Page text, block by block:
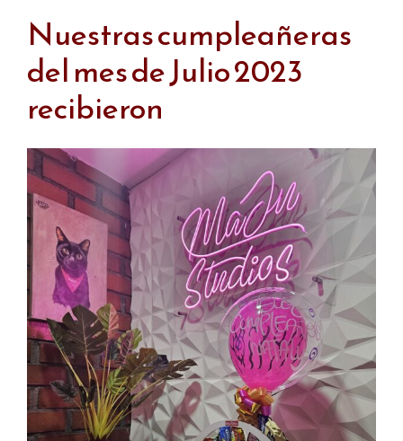
Nuestras cumpleañeras
del mes de Julio 2023
recibieron